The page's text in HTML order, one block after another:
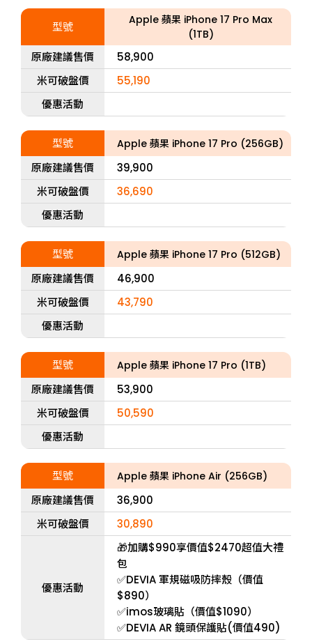
型號
Apple 蘋果 iPhone 17 Pro Max
(1TB)
原廠建議售價
58,900
米可破盤價
55,190
優惠活動
型號 Apple 蘋果 iPhone 17 Pro (256GB)
原廠建議售價
39,900
米可破盤價
36,690
優惠活動
型號 Apple 蘋果 iPhone 17 Pro (512GB)
原廠建議售價
46,900
米可破盤價
43,790
優惠活動
型號 Apple 蘋果 iPhone 17 Pro (1TB)
原廠建議售價
53,900
米可破盤價
50,590
優惠活動
型號 Apple 蘋果 iPhone Air (256GB)
原廠建議售價
36,900
米可破盤價
30,890
優惠活動
🎁加購$990享價值$2470超值大禮
包
✅DEVIA 軍規磁吸防摔殼（價值
$890）
✅imos玻璃貼（價值$1090）
✅DEVIA AR 鏡頭保護貼(價值490)